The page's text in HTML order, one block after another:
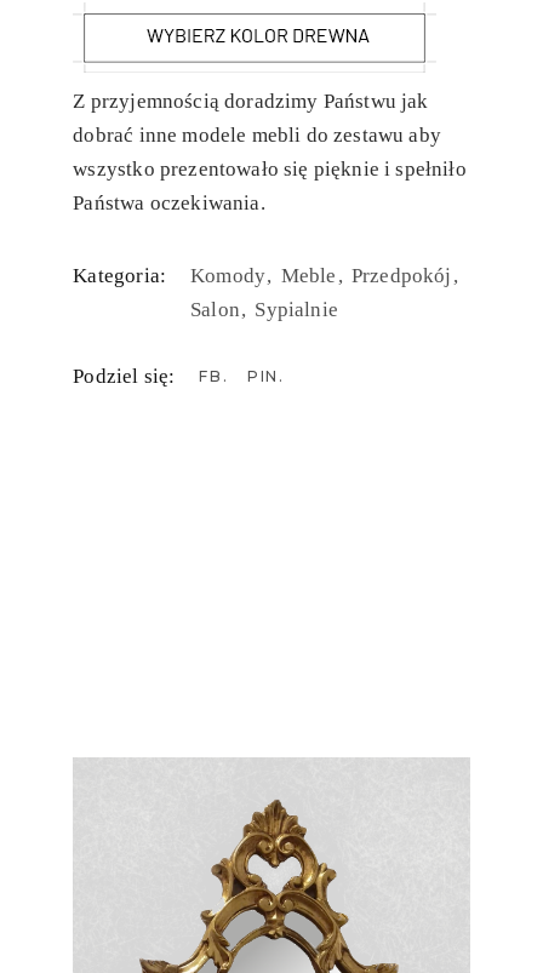
Z przyjemnością doradzimy Państwu jak
dobrać inne modele mebli do zestawu aby
wszystko prezentowało się pięknie i spełniło
Państwa oczekiwania.
Kategoria: Komody Meble Przedpokój
Salon Sypialnie
Podziel się: FB PIN